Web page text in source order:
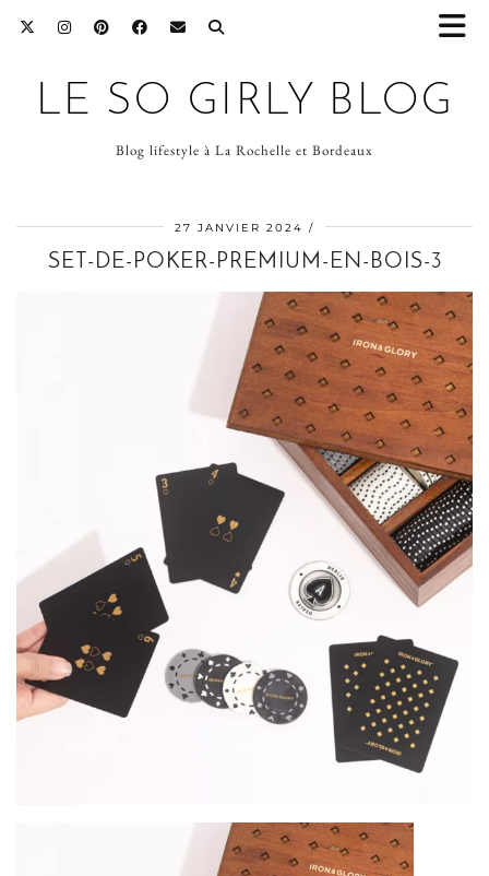
LE SO GIRLY BLOG
Blog lifestyle à La Rochelle et Bordeaux
27 JANVIER 2024
SET-DE-POKER-PREMIUM-EN-BOIS-3